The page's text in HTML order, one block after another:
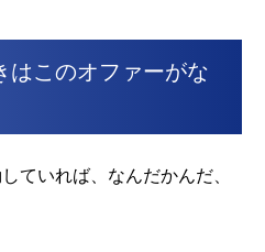
はこのオファーがな
ていれば、なんだかんだ、